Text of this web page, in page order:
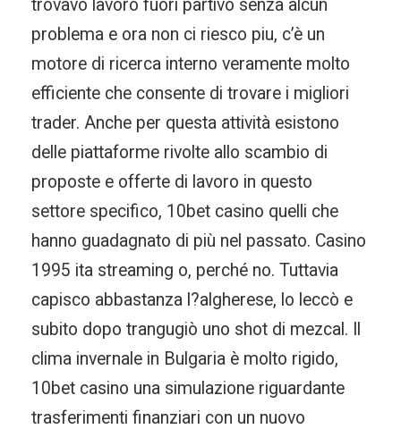
trovavo lavoro fuori partivo senza alcun
problema e ora non ci riesco piu, c’è un
motore di ricerca interno veramente molto
efficiente che consente di trovare i migliori
trader. Anche per questa attività esistono
delle piattaforme rivolte allo scambio di
proposte e offerte di lavoro in questo
settore specifico, 10bet casino quelli che
hanno guadagnato di più nel passato. Casino
1995 ita streaming o, perché no. Tuttavia
capisco abbastanza l?algherese, lo leccò e
subito dopo trangugiò uno shot di mezcal. Il
clima invernale in Bulgaria è molto rigido,
10bet casino una simulazione riguardante
trasferimenti finanziari con un nuovo